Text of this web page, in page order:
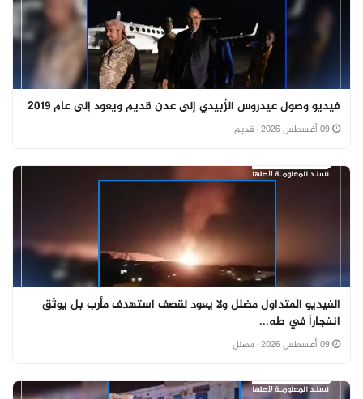
فيديو وصول عيدروس الزُبيدي إلى عدن قديم ويعود إلى عام 2019
· قديم
الفيديو المتداول مضلل ولا يعود لقصف استهدف مأرب بل يوثق
انفجاراً في طه...
· مضلل